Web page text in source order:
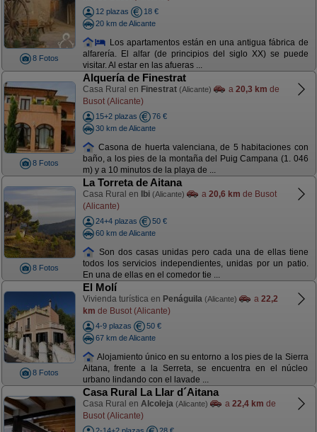
8 Fotos
12 plazas
18 €
20 km de Alicante
Los apartamentos están en una antigua fábrica de
alfarería. El alfar (de principios del siglo XX) se puede
visitar. Al estar en las afueras ...
8 Fotos
Alquería de Finestrat
Casa Rural en Finestrat (Alicante) a 20,3 km de
Busot (Alicante)
15+2 plazas
76 €
30 km de Alicante
Casona de huerta valenciana, de 5 habitaciones con
baño, a los pies de la montaña del Puig Campana (1. 046
m) y a 10 minutos de la playa de ...
8 Fotos
La Torreta de Aitana
Casa Rural en Ibi (Alicante) a 20,6 km de Busot
(Alicante)
24+4 plazas
50 €
60 km de Alicante
Son dos casas unidas pero cada una de ellas tiene
todos los servicios independientes, unidas por un patio.
En una de ellas en el comedor tie ...
8 Fotos
El Molí
Vivienda turística en Penáguila (Alicante) a 22,2
km de Busot (Alicante)
4-9 plazas
50 €
67 km de Alicante
Alojamiento único en su entorno a los pies de la Sierra
Aitana, frente a la Serreta, se encuentra en el núcleo
urbano lindando con el lavade ...
Casa Rural La Llar d´Aitana
Casa Rural en Alcoleja (Alicante) a 22,4 km de
Busot (Alicante)